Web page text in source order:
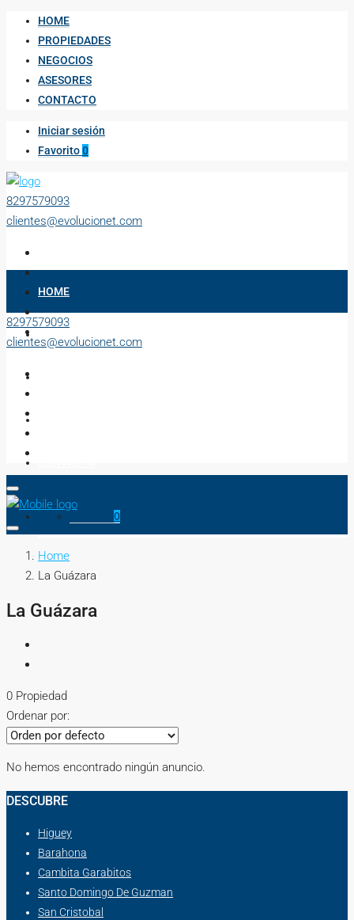
HOME
PROPIEDADES
NEGOCIOS
ASESORES
CONTACTO
Iniciar sesión
Favorito0
8297579093
clientes@evolucionet.com
HOME
PROPIEDADES
0
8297579093
clientes@evolucionet.com
Home
La Guázara
La Guázara
0 Propiedad
Ordenar por:
No hemos encontrado ningún anuncio.
DESCUBRE
Higuey
Barahona
Cambita Garabitos
Santo Domingo De Guzman
San Cristobal